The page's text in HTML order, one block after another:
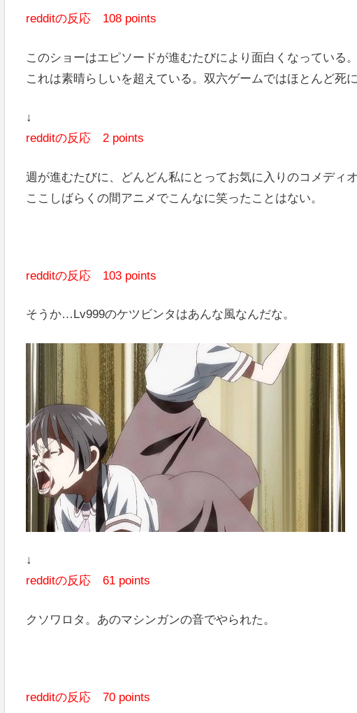
redditの反応 108 points
このショーはエピソードが進むたびにより面白くなっている
これは素晴らしいを超えている。双六ゲームではほとんど死
↓
redditの反応 2 points
週が進むたびに、どんどん私にとってお気に入りのコメディ
ここしばらくの間アニメでこんなに笑ったことはない。
redditの反応 103 points
そうか…Lv999のケツビンタはあんな風なんだな。
↓
redditの反応 61 points
クソワロタ。あのマシンガンの音でやられた。
redditの反応 70 points